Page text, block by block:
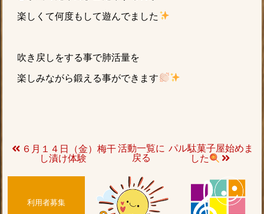
楽しくて何度もして遊んでました
吹き戻しをする事で肺活量を
楽しみながら鍛える事ができます
６月１４日（金）梅干
し漬け体験
活動一覧に
戻る
パル駄菓子屋始めま
した
利用者募集